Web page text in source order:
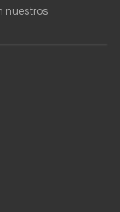
nuestros